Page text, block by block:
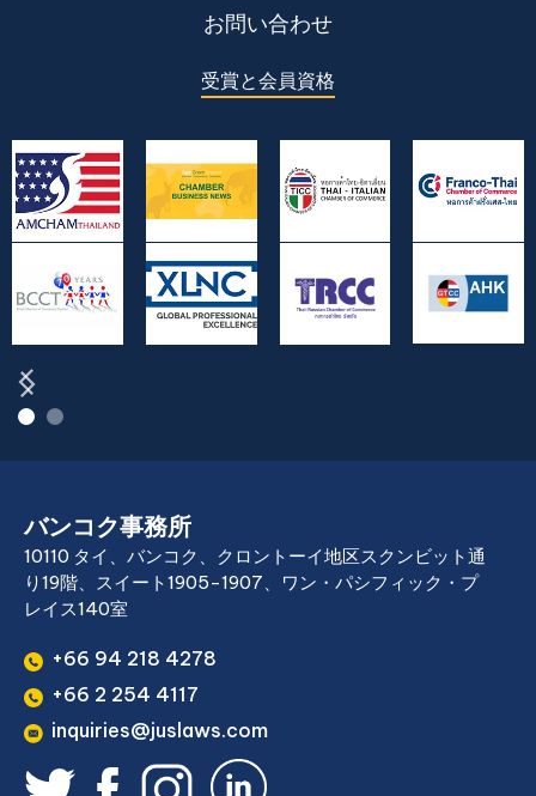
お問い合わせ
受賞と会員資格
バンコク事務所
10110 タイ、バンコク、クロントーイ地区スクンビット通
り19階、スイート1905-1907、ワン・パシフィック・プ
レイス140室
+66 94 218 4278
+66 2 254 4117
inquiries@juslaws.com